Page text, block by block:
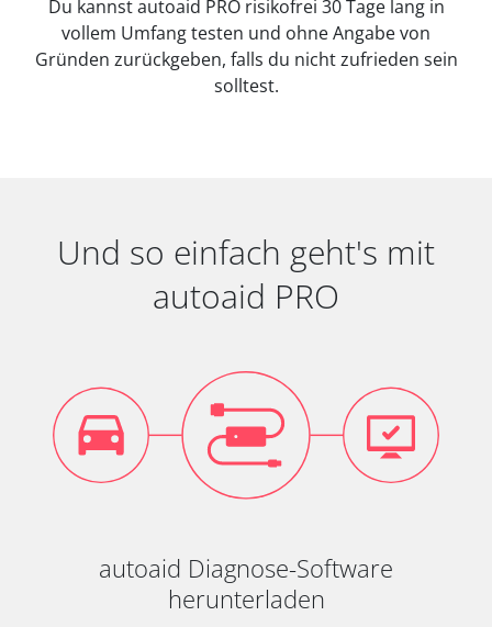
Du kannst autoaid PRO risikofrei 30 Tage lang in
vollem Umfang testen und ohne Angabe von
Gründen zurückgeben, falls du nicht zufrieden sein
solltest.
Und so einfach geht's mit
autoaid PRO
autoaid Diagnose-Software
herunterladen